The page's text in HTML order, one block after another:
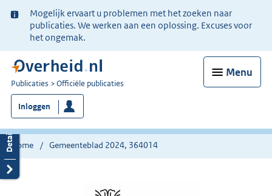
Ter
informatie:
Mogelijk ervaart u problemen met het zoeken naar
publicaties. We werken aan een oplossing. Excuses voor
het ongemak.
Menu
U
bent
nu
hier:
Publicaties Officiële publicaties
Inloggen
Home Gemeenteblad 2024, 364014